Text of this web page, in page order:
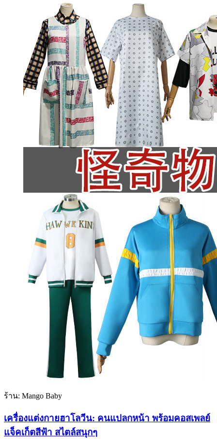
ร้าน: Mango Baby
เครื่องแต่งกายฮาโลวีน: คนแปลกหน้า พร้อมคอสเพลย์
แจ็คเก็ตสีฟ้า สไตล์สนุกๆ